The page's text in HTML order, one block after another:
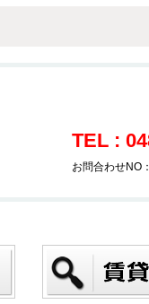
TEL :
お問合わせNO：